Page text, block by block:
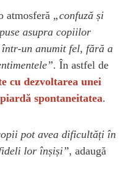
atmosferă „confuză și
asupra copiilor
un anumit fel, fără a
. În astfel de
cu dezvoltarea unei
spontaneitatea.
pot avea dificultăți în
lor înșiși”, adaugă